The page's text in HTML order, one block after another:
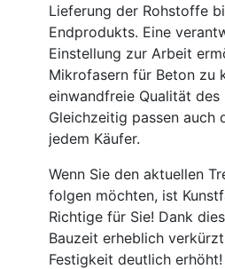
Lieferung der Rohstoffe
Endprodukts. Eine
Einstellung zur Arbeit
Mikrofasern für Beton zu
einwandfreie Qualität des
Gleichzeitig passen auch
jedem Käufer.
Wenn Sie den aktuellen
folgen möchten, ist
Richtige für Sie! Dank
Bauzeit erheblich
Festigkeit deutlich erhöht!